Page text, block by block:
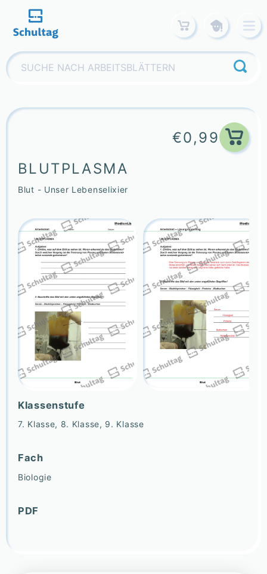
content
Suchen
nach:
€0,99
BLUTPLASMA
Blut - Unser Lebenselixier
Klassenstufe
7. Klasse, 8. Klasse, 9. Klasse
Fach
Biologie
PDF